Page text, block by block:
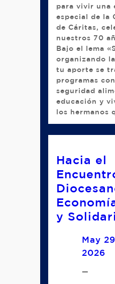
para vivir una
especial de la
de Cáritas,
nuestros 70
Bajo el lema
organizando
tu aporte se
programas
seguridad
educación y
los hermanos
Hacia el
y
May
2026
—